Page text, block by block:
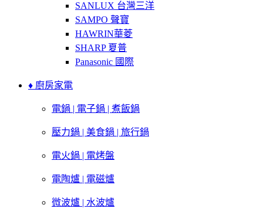
SANLUX 台灣三洋
SAMPO 聲寶
HAWRIN華菱
SHARP 夏普
Panasonic 國際
♦ 廚房家電
電鍋 | 電子鍋 | 煮飯鍋
壓力鍋 | 美食鍋 | 旅行鍋
電火鍋 | 電烤盤
電陶爐 | 電磁爐
微波爐 | 水波爐